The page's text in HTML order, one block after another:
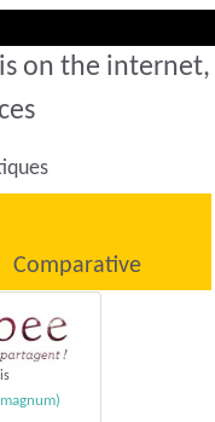
on the internet,
Comparative